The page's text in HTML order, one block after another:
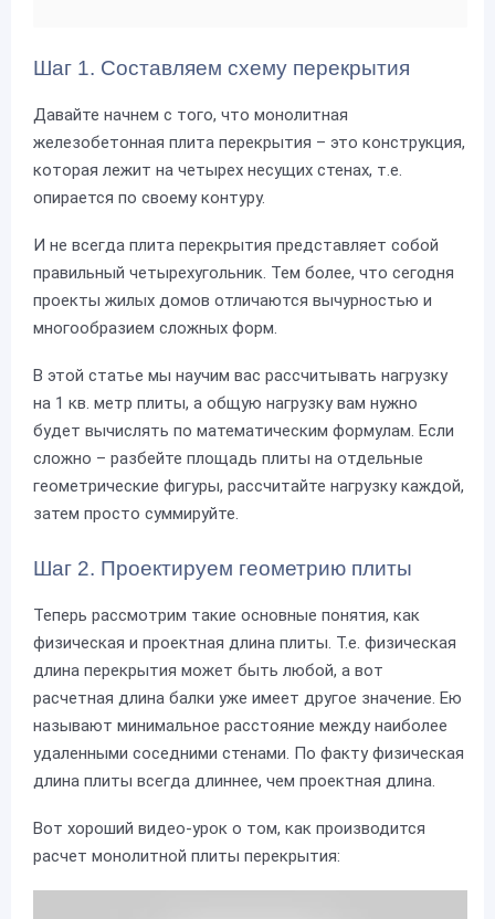
Шаг 1. Составляем схему перекрытия
Давайте начнем с того, что монолитная
железобетонная плита перекрытия – это конструкция,
которая лежит на четырех несущих стенах, т.е.
опирается по своему контуру.
И не всегда плита перекрытия представляет собой
правильный четырехугольник. Тем более, что сегодня
проекты жилых домов отличаются вычурностью и
многообразием сложных форм.
В этой статье мы научим вас рассчитывать нагрузку
на 1 кв. метр плиты, а общую нагрузку вам нужно
будет вычислять по математическим формулам. Если
сложно – разбейте площадь плиты на отдельные
геометрические фигуры, рассчитайте нагрузку каждой,
затем просто суммируйте.
Шаг 2. Проектируем геометрию плиты
Теперь рассмотрим такие основные понятия, как
физическая и проектная длина плиты. Т.е. физическая
длина перекрытия может быть любой, а вот
расчетная длина балки уже имеет другое значение. Ею
называют минимальное расстояние между наиболее
удаленными соседними стенами. По факту физическая
длина плиты всегда длиннее, чем проектная длина.
Вот хороший видео-урок о том, как производится
расчет монолитной плиты перекрытия: